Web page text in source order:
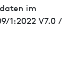
im
1:2022 V7.0 /